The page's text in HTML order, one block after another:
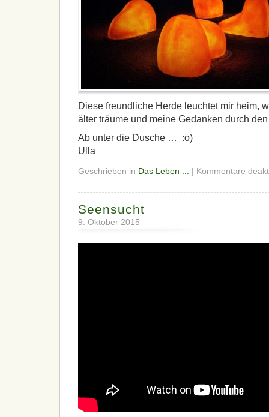
Diese freundliche Herde leuchtet mir heim,
älter träume und meine Gedanken durch
Ab unter die Dusche … :o)
Ulla
Geschrieben in Das Leben ... | Kommentare
Seensucht
9. Oktober 2015